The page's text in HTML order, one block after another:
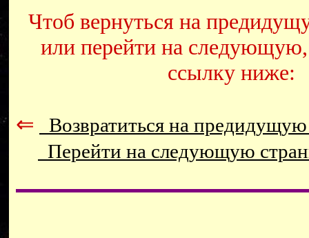
Чтоб вернуться на
или перейти на
ссылку ниже:
⇐
Возвратиться на
Перейти на следующую